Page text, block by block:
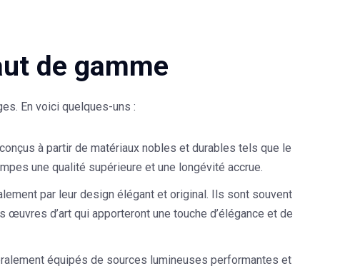
de gamme
En voici quelques-uns :
à partir de matériaux nobles et durables tels que le
une qualité supérieure et une longévité accrue.
par leur design élégant et original. Ils sont souvent
d’art qui apporteront une touche d’élégance et de
équipés de sources lumineuses performantes et